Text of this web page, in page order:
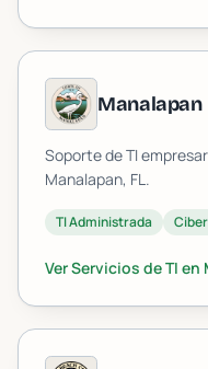
Manalapan
Soporte de TI
Manalapan, FL.
TI Administrada
Ver Servicios de TI en